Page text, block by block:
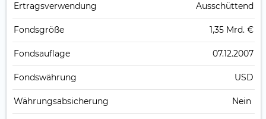
Ertrags­verwendung Ausschüttend
Fonds­größe 1,35 Mrd. €
Fonds­auflage 07.12.2007
Fonds­währung USD
Währungsabsicherung Nein